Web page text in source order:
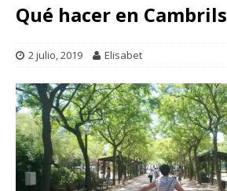
Qué hacer en Cambrils
2 julio, 2019 Elisabet